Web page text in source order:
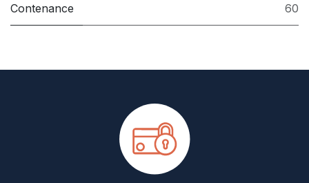
Contenance 60